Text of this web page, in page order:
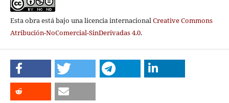
Esta obra está bajo una licencia internacionalCreative Commons
Atribución-NoComercial-SinDerivadas 4.0.